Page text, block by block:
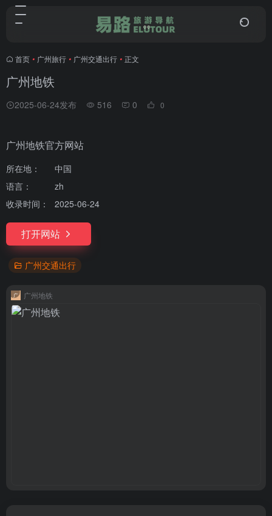
首页 • 广州旅行 • 广州交通出行 • 正文
广州地铁
2025-06-24发布 516 0 0
广州地铁官方网站
所在地：
中国
语言：
zh
收录时间：
2025-06-24
打开网站
广州交通出行
广州地铁